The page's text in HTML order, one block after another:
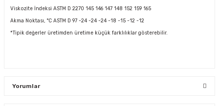
Viskozite İndeksi ASTM D 2270 145 146 147 148 152 159 165
Akma Noktası, °C ASTM D 97 -24 -24 -24 -18 -15 -12 -12
*Tipik değerler üretimden üretime küçük farklılıklar gösterebilir.
Yorumlar